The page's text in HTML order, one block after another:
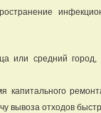
или средний город,
капитального
вывоза отходов